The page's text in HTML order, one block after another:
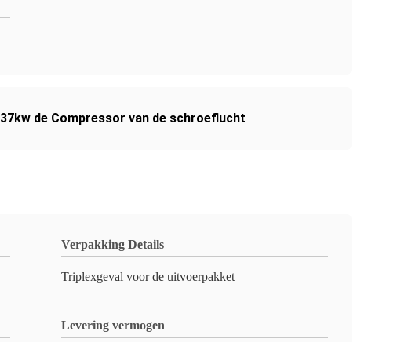
37kw de Compressor van de schroeflucht
Verpakking Details
Triplexgeval voor de uitvoerpakket
Levering vermogen